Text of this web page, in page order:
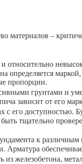
материалов –
пропорции.
грунтами и
зависит от его
с его
тщательно
к
Арматура
железобетона,